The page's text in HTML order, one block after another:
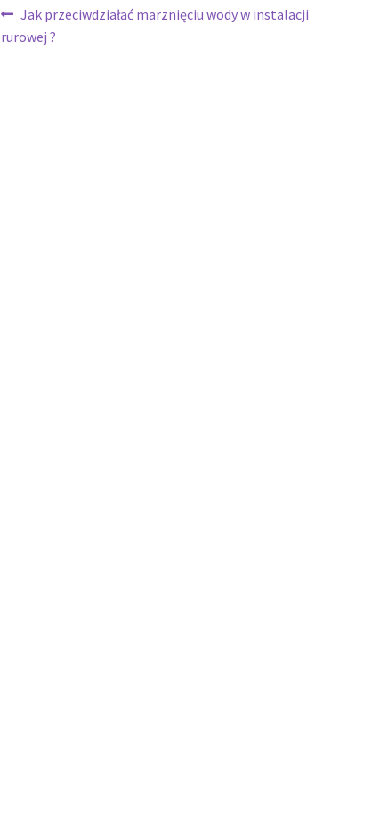
Nawigacja
wpisu
Poprzedni
wpis:
Jak przeciwdziałać marznięciu wody w instalacji
rurowej ?